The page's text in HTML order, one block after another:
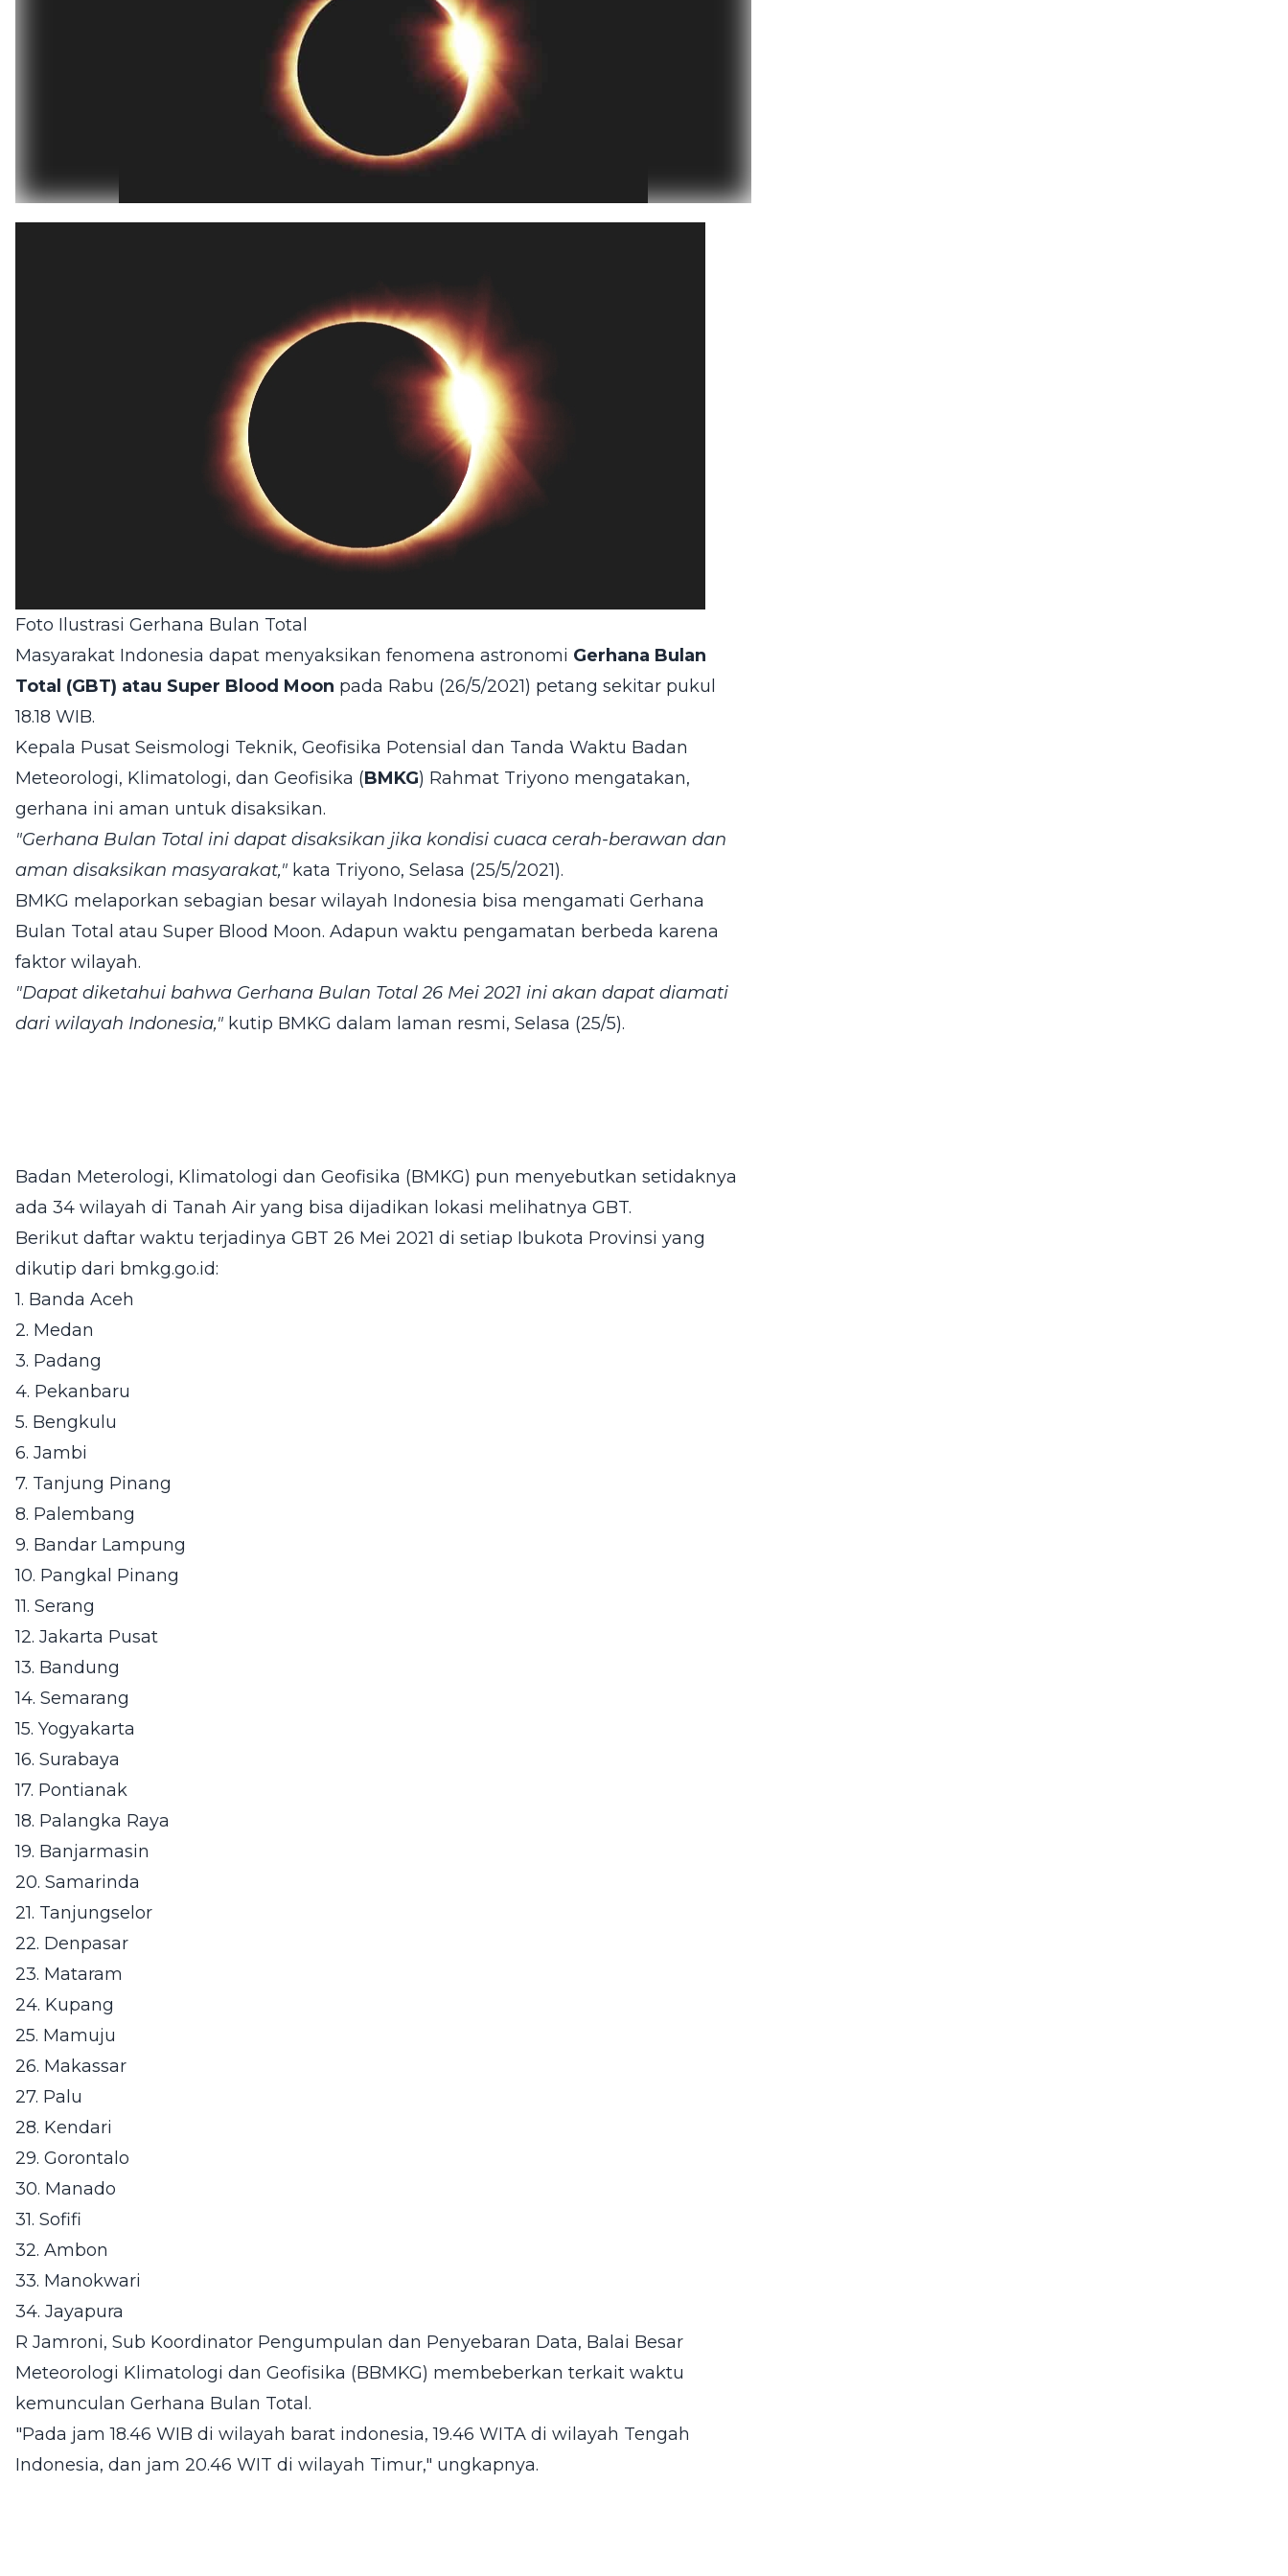
Foto Ilustrasi Gerhana Bulan Total
Masyarakat Indonesia dapat menyaksikan fenomena astronomi Gerhana Bulan
Total (GBT) atau Super Blood Moon pada Rabu (26/5/2021) petang sekitar pukul
18.18 WIB.
Kepala Pusat Seismologi Teknik, Geofisika Potensial dan Tanda Waktu Badan
Meteorologi, Klimatologi, dan Geofisika (BMKG) Rahmat Triyono mengatakan,
gerhana ini aman untuk disaksikan.
"Gerhana Bulan Total ini dapat disaksikan jika kondisi cuaca cerah-berawan dan
aman disaksikan masyarakat," kata Triyono, Selasa (25/5/2021).
BMKG melaporkan sebagian besar wilayah Indonesia bisa mengamati Gerhana
Bulan Total atau Super Blood Moon. Adapun waktu pengamatan berbeda karena
faktor wilayah.
"Dapat diketahui bahwa Gerhana Bulan Total 26 Mei 2021 ini akan dapat diamati
dari wilayah Indonesia," kutip BMKG dalam laman resmi, Selasa (25/5).
Badan Meterologi, Klimatologi dan Geofisika (BMKG) pun menyebutkan setidaknya
ada 34 wilayah di Tanah Air yang bisa dijadikan lokasi melihatnya GBT.
Berikut daftar waktu terjadinya GBT 26 Mei 2021 di setiap Ibukota Provinsi yang
dikutip dari bmkg.go.id:
1. Banda Aceh
2. Medan
3. Padang
4. Pekanbaru
5. Bengkulu
6. Jambi
7. Tanjung Pinang
8. Palembang
9. Bandar Lampung
10. Pangkal Pinang
11. Serang
12. Jakarta Pusat
13. Bandung
14. Semarang
15. Yogyakarta
16. Surabaya
17. Pontianak
18. Palangka Raya
19. Banjarmasin
20. Samarinda
21. Tanjungselor
22. Denpasar
23. Mataram
24. Kupang
25. Mamuju
26. Makassar
27. Palu
28. Kendari
29. Gorontalo
30. Manado
31. Sofifi
32. Ambon
33. Manokwari
34. Jayapura
R Jamroni, Sub Koordinator Pengumpulan dan Penyebaran Data, Balai Besar
Meteorologi Klimatologi dan Geofisika (BBMKG) membeberkan terkait waktu
kemunculan Gerhana Bulan Total.
"Pada jam 18.46 WIB di wilayah barat indonesia, 19.46 WITA di wilayah Tengah
Indonesia, dan jam 20.46 WIT di wilayah Timur," ungkapnya.